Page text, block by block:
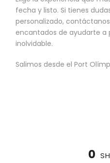
fecha y listo. Si tienes
personalizado,
encantados de ayudarte a
inolvidable.
Salimos desde el Port
0